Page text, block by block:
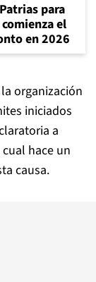
para
el
en 2026
organización
iniciados
a
hace un
causa.